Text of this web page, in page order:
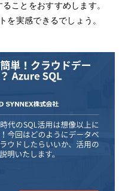
ことをおすすめします。
を実感できるでしょう。